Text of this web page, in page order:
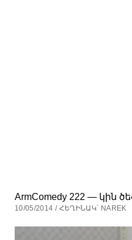
ArmComedy 222 — կին
10/05/2014 / ՀԵՂԻՆԱԿ՝ NAREK